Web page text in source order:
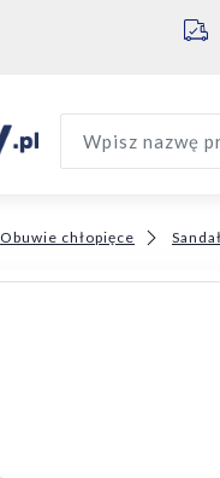
Wpisz nazwę
Obuwie chłopięce